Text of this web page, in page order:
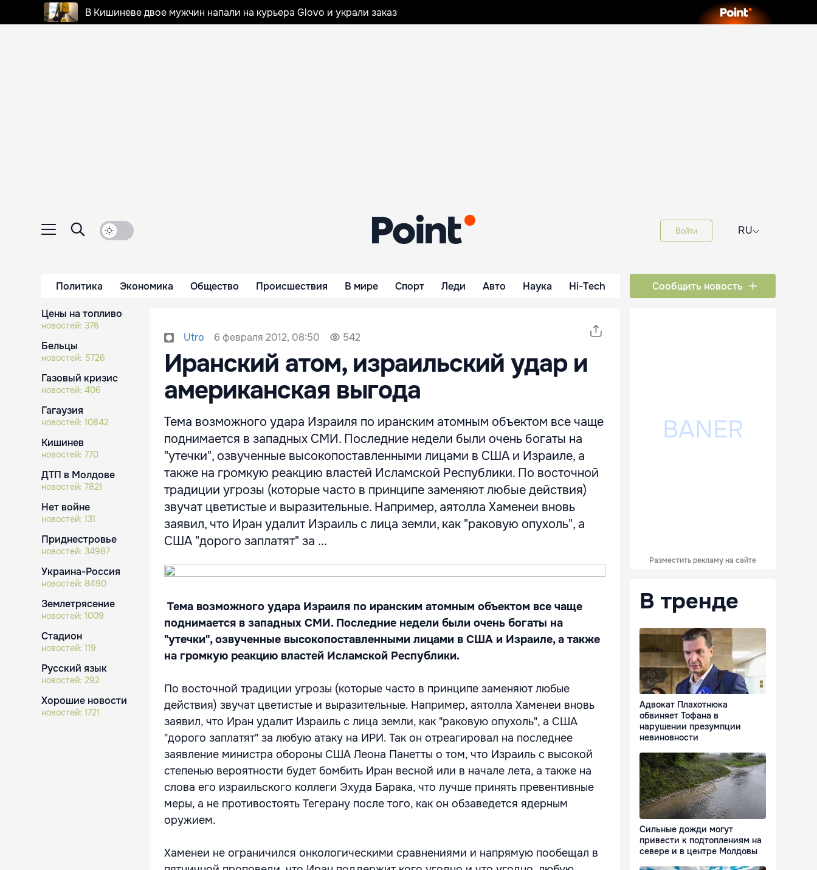
В Кишиневе двое мужчин напали на курьера Glovo и украли заказ
Войти RU⌵
Политика Экономика Общество Происшествия В мире Спорт Леди Авто Наука Hi-Tech Сообщить новость
Цены на топливо
новостей: 376
Бельцы
новостей: 5726
Газовый кризис
новостей: 406
Гагаузия
новостей: 10842
Кишинев
новостей: 770
ДТП в Молдове
новостей: 7821
Нет войне
новостей: 131
Приднестровье
новостей: 34987
Украина-Россия
новостей: 8490
Землетрясение
новостей: 1009
Стадион
новостей: 119
Русский язык
новостей: 292
Хорошие новости
новостей: 1721
Utro 6 февраля 2012, 08:50 542
Иранский атом, израильский удар и
американская выгода
Тема возможного удара Израиля по иранским атомным объектом все чаще
поднимается в западных СМИ. Последние недели были очень богаты на
"утечки", озвученные высокопоставленными лицами в США и Израиле, а
также на громкую реакцию властей Исламской Республики. По восточной
традиции угрозы (которые часто в принципе заменяют любые действия)
звучат цветистые и выразительные. Например, аятолла Хаменеи вновь
заявил, что Иран удалит Израиль с лица земли, как "раковую опухоль", а
США "дорого заплатят" за ...
Тема возможного удара Израиля по иранским атомным объектом все чаще
поднимается в западных СМИ. Последние недели были очень богаты на
"утечки", озвученные высокопоставленными лицами в США и Израиле, а также
на громкую реакцию властей Исламской Республики.
По восточной традиции угрозы (которые часто в принципе заменяют любые
действия) звучат цветистые и выразительные. Например, аятолла Хаменеи вновь
заявил, что Иран удалит Израиль с лица земли, как "раковую опухоль", а США
"дорого заплатят" за любую атаку на ИРИ. Так он отреагировал на последнее
заявление министра обороны США Леона Панетты о том, что Израиль с высокой
степенью вероятности будет бомбить Иран весной или в начале лета, а также на
слова его израильского коллеги Эхуда Барака, что лучше принять превентивные
меры, а не противостоять Тегерану после того, как он обзаведется ядерным
оружием.
Хаменеи не ограничился онкологическими сравнениями и напрямую пообещал в
Разместить рекламу на сайте
В тренде
Адвокат Плахотнюка
обвиняет Тофана в
нарушении презумпции
невиновности
Сильные дожди могут
привести к подтоплениям на
севере и в центре Молдовы